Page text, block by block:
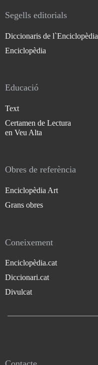
Segells editorials
Diccionaris de l`Enciclopèdia
Enciclopèdia
Educació
Text
Certamen de Lectura
en Veu Alta
Obres de referència
Enciclopèdia Art
Grans obres
Coneixement
Enciclopèdia.cat
Diccionari.cat
Divulcat